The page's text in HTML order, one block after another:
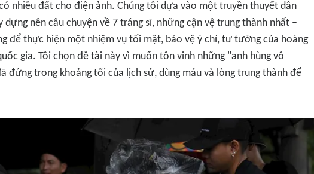
nhiều đất cho điện ảnh. Chúng tôi dựa vào một truyền thuyết dân
dựng nên câu chuyện về 7 tráng sĩ, những cận vệ trung thành nhất –
để thực hiện một nhiệm vụ tối mật, bảo vệ ý chí, tư tưởng của hoàng
gia. Tôi chọn đề tài này vì muốn tôn vinh những "anh hùng vô
đứng trong khoảng tối của lịch sử, dùng máu và lòng trung thành để